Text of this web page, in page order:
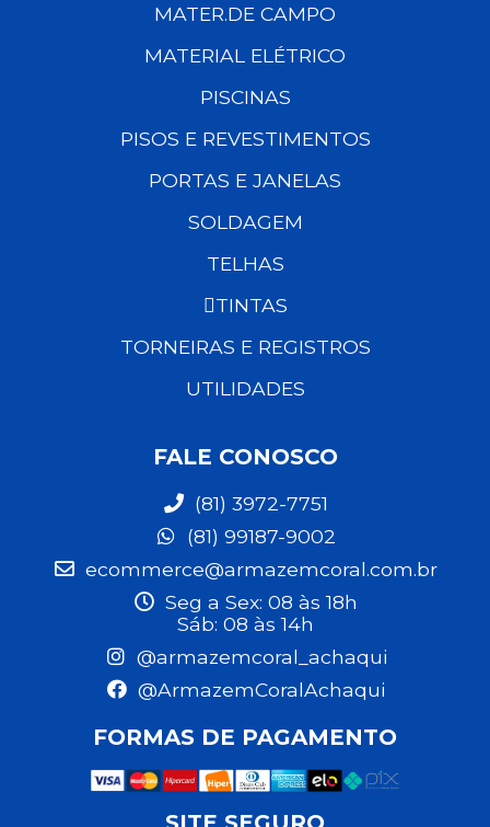
MATER.DE CAMPO
MATERIAL ELÉTRICO
PISCINAS
PISOS E REVESTIMENTOS
PORTAS E JANELAS
SOLDAGEM
TELHAS
TINTAS
TORNEIRAS E REGISTROS
UTILIDADES
FALE CONOSCO
(81) 3972-7751
(81) 99187-9002
ecommerce@armazemcoral.com.br
Seg a Sex: 08 às 18h
Sáb: 08 às 14h
@armazemcoral_achaqui
@ArmazemCoralAchaqui
FORMAS DE PAGAMENTO